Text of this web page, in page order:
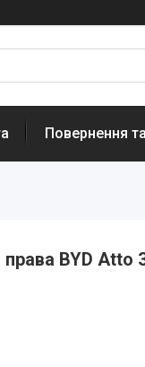
Повернення
BYD Atto